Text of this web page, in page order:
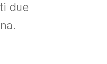
due